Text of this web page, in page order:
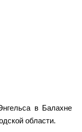
в Балахне
области.